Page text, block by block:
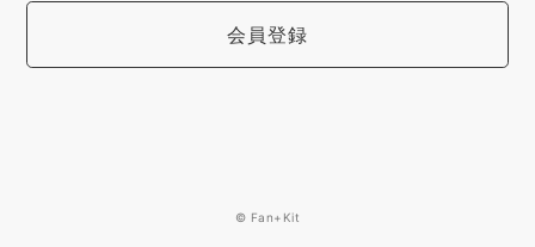
会員登録
© Fan+Kit